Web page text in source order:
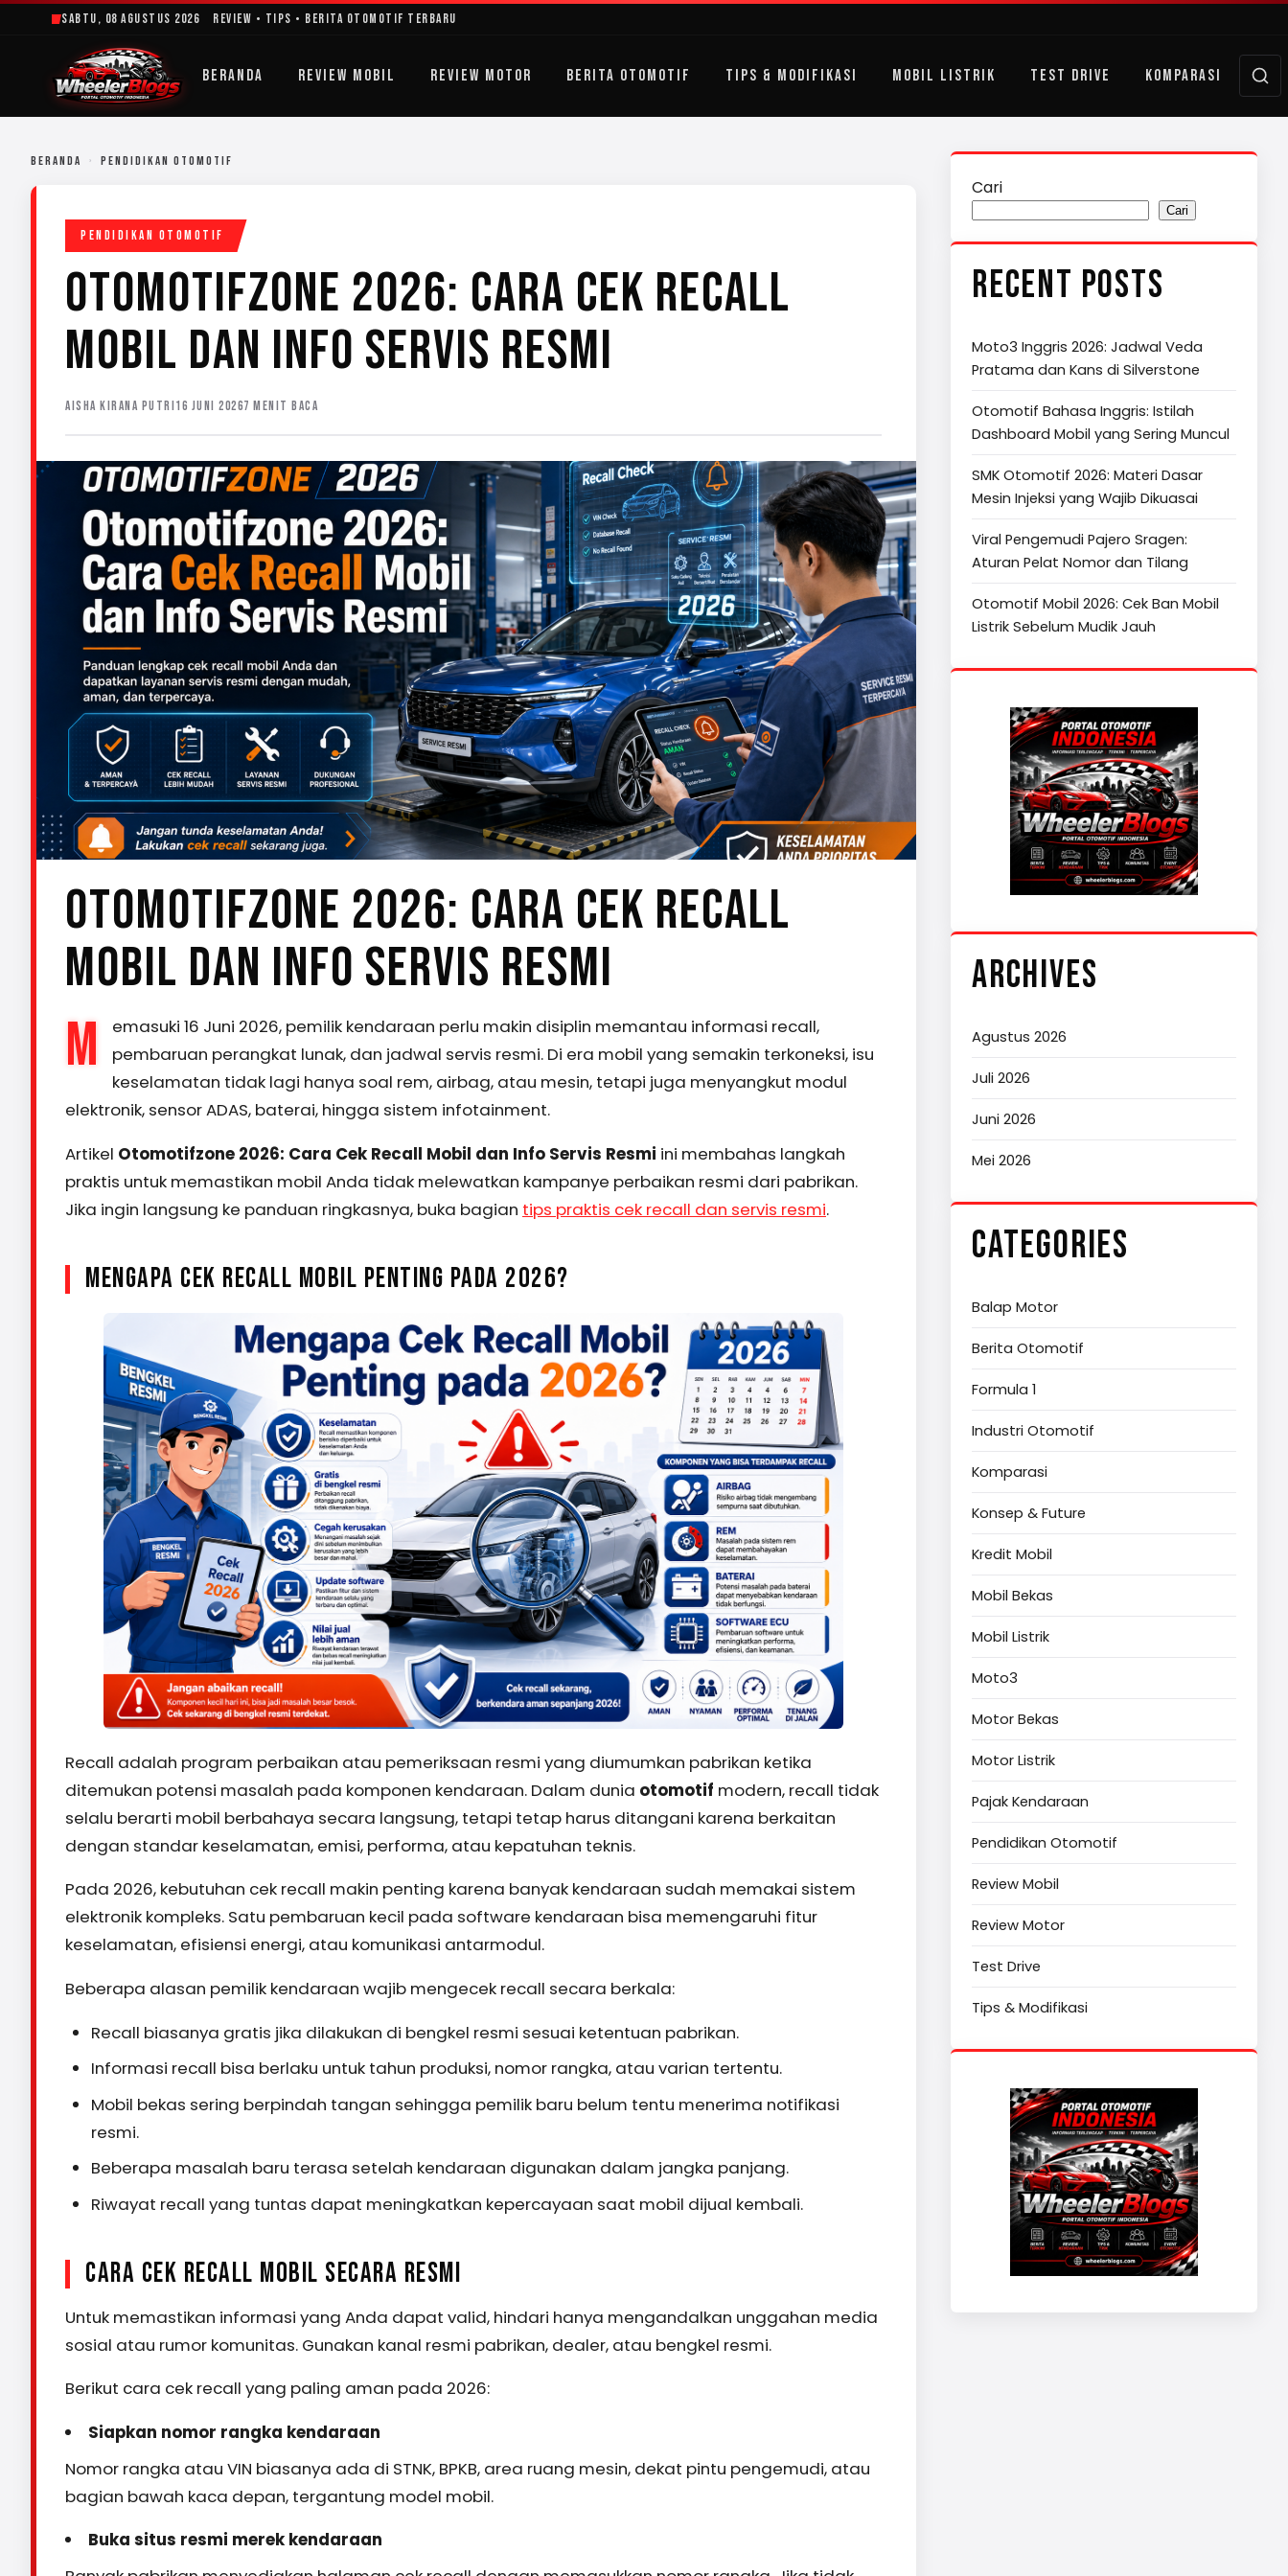
Lewati
Sabtu, 08 Agustus 2026 Review • Tips • Berita Otomotif Terbaru
BERANDA REVIEW MOBIL REVIEW MOTOR BERITA OTOMOTIF TIPS & MODIFIKASI MOBIL LISTRIK TEST DRIVE KOMPARASI
BERANDA › PENDIDIKAN OTOMOTIF
PENDIDIKAN OTOMOTIF
OTOMOTIFZONE 2026: CARA CEK RECALL
MOBIL DAN INFO SERVIS RESMI
AISHA KIRANA PUTRI 16 JUNI 20267 MENIT BACA
OTOMOTIFZONE 2026: CARA CEK RECALL
MOBIL DAN INFO SERVIS RESMI
M
emasuki 16 Juni 2026, pemilik kendaraan perlu makin disiplin memantau informasi recall,
pembaruan perangkat lunak, dan jadwal servis resmi. Di era mobil yang semakin terkoneksi, isu
keselamatan tidak lagi hanya soal rem, airbag, atau mesin, tetapi juga menyangkut modul
elektronik, sensor ADAS, baterai, hingga sistem infotainment.
Artikel Otomotifzone 2026: Cara Cek Recall Mobil dan Info Servis Resmi ini membahas langkah
praktis untuk memastikan mobil Anda tidak melewatkan kampanye perbaikan resmi dari pabrikan.
Jika ingin langsung ke panduan ringkasnya, buka bagian tips praktis cek recall dan servis resmi.
MENGAPA CEK RECALL MOBIL PENTING PADA 2026?
Recall adalah program perbaikan atau pemeriksaan resmi yang diumumkan pabrikan ketika
ditemukan potensi masalah pada komponen kendaraan. Dalam dunia otomotif modern, recall tidak
selalu berarti mobil berbahaya secara langsung, tetapi tetap harus ditangani karena berkaitan
dengan standar keselamatan, emisi, performa, atau kepatuhan teknis.
Pada 2026, kebutuhan cek recall makin penting karena banyak kendaraan sudah memakai sistem
elektronik kompleks. Satu pembaruan kecil pada software kendaraan bisa memengaruhi fitur
keselamatan, efisiensi energi, atau komunikasi antarmodul.
Beberapa alasan pemilik kendaraan wajib mengecek recall secara berkala:
Recall biasanya gratis jika dilakukan di bengkel resmi sesuai ketentuan pabrikan.
Informasi recall bisa berlaku untuk tahun produksi, nomor rangka, atau varian tertentu.
Mobil bekas sering berpindah tangan sehingga pemilik baru belum tentu menerima notifikasi
resmi.
Beberapa masalah baru terasa setelah kendaraan digunakan dalam jangka panjang.
Riwayat recall yang tuntas dapat meningkatkan kepercayaan saat mobil dijual kembali.
CARA CEK RECALL MOBIL SECARA RESMI
Untuk memastikan informasi yang Anda dapat valid, hindari hanya mengandalkan unggahan media
sosial atau rumor komunitas. Gunakan kanal resmi pabrikan, dealer, atau bengkel resmi.
Berikut cara cek recall yang paling aman pada 2026:
Siapkan nomor rangka kendaraan
Nomor rangka atau VIN biasanya ada di STNK, BPKB, area ruang mesin, dekat pintu pengemudi, atau
bagian bawah kaca depan, tergantung model mobil.
Buka situs resmi merek kendaraan
Cari
Cari
RECENT POSTS
Moto3 Inggris 2026: Jadwal Veda
Pratama dan Kans di Silverstone
Otomotif Bahasa Inggris: Istilah
Dashboard Mobil yang Sering Muncul
SMK Otomotif 2026: Materi Dasar
Mesin Injeksi yang Wajib Dikuasai
Viral Pengemudi Pajero Sragen:
Aturan Pelat Nomor dan Tilang
Otomotif Mobil 2026: Cek Ban Mobil
Listrik Sebelum Mudik Jauh
ARCHIVES
Agustus 2026
Juli 2026
Juni 2026
Mei 2026
CATEGORIES
Balap Motor
Berita Otomotif
Formula 1
Industri Otomotif
Komparasi
Konsep & Future
Kredit Mobil
Mobil Bekas
Mobil Listrik
Moto3
Motor Bekas
Motor Listrik
Pajak Kendaraan
Pendidikan Otomotif
Review Mobil
Review Motor
Test Drive
Tips & Modifikasi